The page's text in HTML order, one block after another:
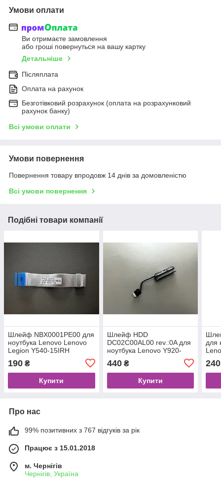
Умови оплати
Ви отримаєте замовлення
або гроші повернуться на вашу картку
Детальніше
Післяплата
Оплата на рахунок
Безготівковий розрахунок (оплата на розрахунковий
рахунок банку)
Всі умови оплати
Умови повернення
Повернення товару впродовж 14 днів за домовленістю
Всі умови повернення
Подібні товари компанії
Шлейф NBX0001PE00 для
ноутбука Lenovo Lenovo
Legion Y540-15IRH
190 ₴
Купити
Шлейф HDD
DC02C00AL00 rev.:0A для
ноутбука Lenovo Y920-
440₴
Купити
для
240
Про нас
99% позитивних з 767 відгуків за рік
Працює з 15.01.2018
м. Чернігів
Чернігів, Україна